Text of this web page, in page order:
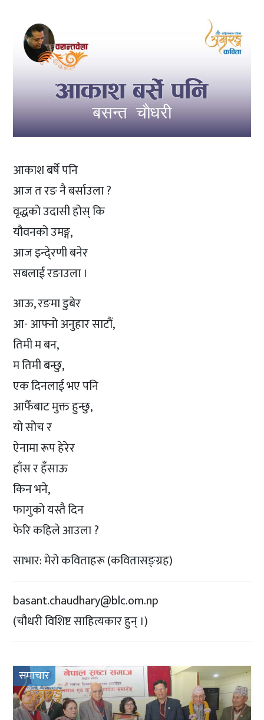
आकाश बर्षे पनि
आज त रङ नै बर्साउला ?
वृद्धको उदासी होस् कि
यौवनको उमङ्ग,
आज इन्दे्रणी बनेर
सबलाई रङाउला ।
आऊ, रङमा डुबेर
आ- आफ्नो अनुहार साटौं,
तिमी म बन,
म तिमी बन्छु,
एक दिनलाई भए पनि
आफैँबाट मुक्त हुन्छु,
यो सोच र
ऐनामा रूप हेरेर
हाँस र हँसाऊ
किन भने,
फागुको यस्तै दिन
फेरि कहिले आउला ?
साभार: मेरो कविताहरू (कवितासङ्ग्रह)
basant.chaudhary@blc.om.np
(चौधरी विशिष्ट साहित्यकार हुन् ।)
समाचार